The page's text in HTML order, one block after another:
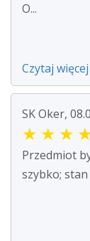
O...
Czytaj więcej
SK Oker,
★ ★ ★
Przedmiot
szybko;